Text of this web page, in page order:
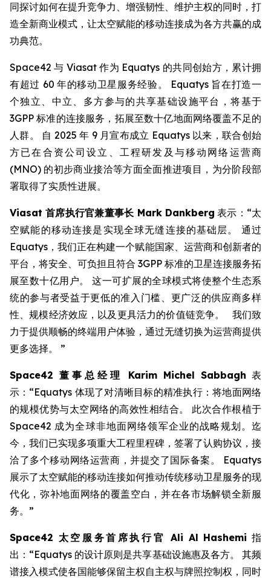
同探讨如何在提升竞争力、增强韧性、维护主权的同时，打
造全新商业模式，让太空赋能的移动连接成为各方共赢的成
功典范。
Space42 与 Viasat 作为 Equatys 的共同创始方，累计拥
有超过 60 年的移动卫星服务经验。 Equatys 旨在打造一
个独立、中立、多方参与的共享基础设施平台，将基于
3GPP 标准的连接服务，拓展至数十亿地面网络覆盖不足的
人群。 自 2025 年 9 月宣布成立 Equatys 以来，联合创始
方已在合资公司设立、工程研发及与移动网络运营商
(MNO) 的初步商业接洽等方面全面推进项目，为分阶段部
署取得了实质性进展。
Viasat 首席执行官兼董事长 Mark Dankberg 表示：“太
空赋能的移动连接是实现全球无缝连接的基础层。 通过
Equatys，我们正在构建一个赋能国家、运营商和创新者的
平台，将安全、可负担且符合 3GPP 标准的卫星连接服务拓
展至数十亿用户。 这一可扩展的全球模式将使整个生态系
统的参与者受益于更低的准入门槛、更广泛的供应商多样
性、规模经济效应，以及更具活力的价值链竞争。 我们致
力于提供顺畅的终端用户体验，通过无缝切换为运营商提供
更多选择。 ”
Space42 董事总经理 Karim Michel Sabbagh 表
示：“Equatys 体现了对清晰目标的精准执行：将地面网络
的规模优势与太空网络的高效性相结合。 此次合作根植于
Space42 成为全球非地面网络领军企业的战略规划。迄
今，我们已实现多项重大工程里程碑，签署了认购协议，接
洽了多个移动网络运营商，并提交了国际备案。 Equatys
展示了太空赋能的移动连接如何推动传统移动卫星服务的现
代化，弥补地面网络的覆盖空白，并在各市场解锁全新服
务。”
Space42 太空服务首席执行官Ali Al Hashemi 指
出：“Equatys 的设计原则是共享基础设施惠及各方。 其频
谱接入模式使各国能够保留主权自主权与牌照控制权，同时